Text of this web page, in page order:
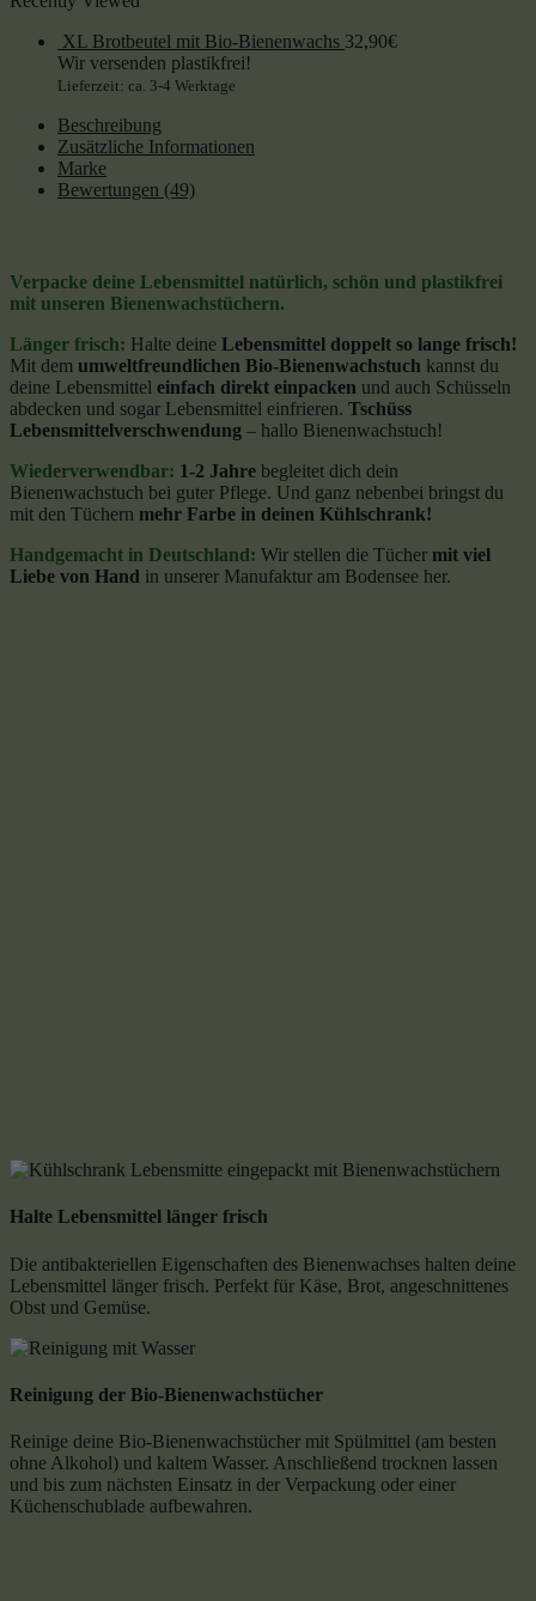
XL Brotbeutel mit Bio-Bienenwachs 32,90€
Wir versenden plastikfrei!
Lieferzeit: ca. 3-4 Werktage
Beschreibung
Zusätzliche Informationen
Marke
Bewertungen (49)
Verpacke deine Lebensmittel natürlich, schön und plastikfrei
mit unseren Bienenwachstüchern.
Länger frisch: Halte deine Lebensmittel doppelt so lange frisch!
Mit dem umweltfreundlichen Bio-Bienenwachstuch kannst du
deine Lebensmittel einfach direkt einpacken und auch Schüsseln
abdecken und sogar Lebensmittel einfrieren. Tschüss
Lebensmittelverschwendung – hallo Bienenwachstuch!
Wiederverwendbar: 1-2 Jahre begleitet dich dein
Bienenwachstuch bei guter Pflege. Und ganz nebenbei bringst du
mit den Tüchern mehr Farbe in deinen Kühlschrank!
Handgemacht in Deutschland: Wir stellen die Tücher mit viel
Liebe von Hand in unserer Manufaktur am Bodensee her.
Halte Lebensmittel länger frisch
Die antibakteriellen Eigenschaften des Bienenwachses halten deine
Lebensmittel länger frisch. Perfekt für Käse, Brot, angeschnittenes
Obst und Gemüse.
Reinigung der Bio-Bienenwachstücher
Reinige deine Bio-Bienenwachstücher mit Spülmittel (am besten
ohne Alkohol) und kaltem Wasser. Anschließend trocknen lassen
und bis zum nächsten Einsatz in der Verpackung oder einer
Küchenschublade aufbewahren.